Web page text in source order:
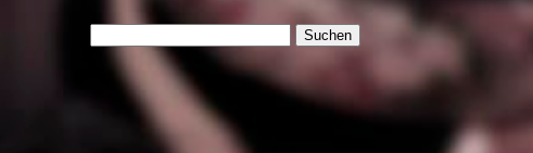
nach: